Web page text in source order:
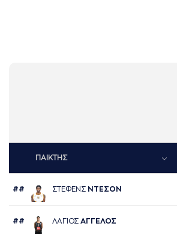
ΠΑΙΚΤΗΣ
## ΣΤΕΦΕΝΣ ΝΤΕΣΟΝ
## ΛAΓΙΟΣ AΓΓΕΛΟΣ